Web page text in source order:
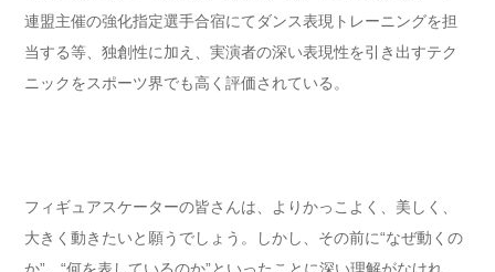
連盟主催の強化指定選手合宿にてダンス表現トレーニングを担
当する等、独創性に加え、実演者の深い表現性を引き出すテク
ニックをスポーツ界でも高く評価されている。
フィギュアスケーターの皆さんは、よりかっこよく、美しく、
大きく動きたいと願うでしょう。しかし、その前に“なぜ動くの
か”、“何を表しているのか”といったことに深い理解がなけれ